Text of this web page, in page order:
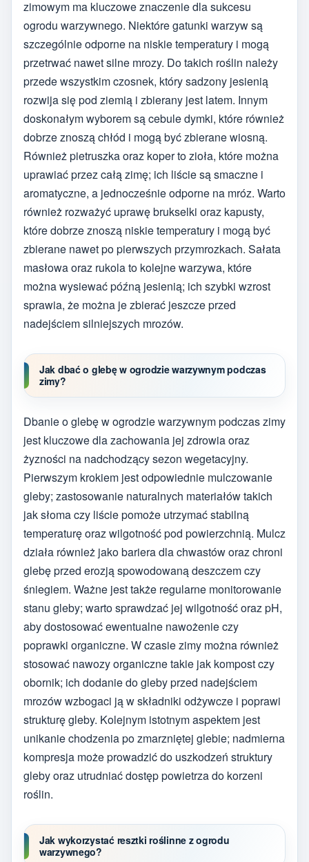
zimowym ma kluczowe znaczenie dla sukcesu
ogrodu warzywnego. Niektóre gatunki warzyw są
szczególnie odporne na niskie temperatury i mogą
przetrwać nawet silne mrozy. Do takich roślin należy
przede wszystkim czosnek, który sadzony jesienią
rozwija się pod ziemią i zbierany jest latem. Innym
doskonałym wyborem są cebule dymki, które również
dobrze znoszą chłód i mogą być zbierane wiosną.
Również pietruszka oraz koper to zioła, które można
uprawiać przez całą zimę; ich liście są smaczne i
aromatyczne, a jednocześnie odporne na mróz. Warto
również rozważyć uprawę brukselki oraz kapusty,
które dobrze znoszą niskie temperatury i mogą być
zbierane nawet po pierwszych przymrozkach. Sałata
masłowa oraz rukola to kolejne warzywa, które
można wysiewać późną jesienią; ich szybki wzrost
sprawia, że można je zbierać jeszcze przed
nadejściem silniejszych mrozów.
Jak dbać o glebę w ogrodzie warzywnym podczas
zimy?
Dbanie o glebę w ogrodzie warzywnym podczas zimy
jest kluczowe dla zachowania jej zdrowia oraz
żyzności na nadchodzący sezon wegetacyjny.
Pierwszym krokiem jest odpowiednie mulczowanie
gleby; zastosowanie naturalnych materiałów takich
jak słoma czy liście pomoże utrzymać stabilną
temperaturę oraz wilgotność pod powierzchnią. Mulcz
działa również jako bariera dla chwastów oraz chroni
glebę przed erozją spowodowaną deszczem czy
śniegiem. Ważne jest także regularne monitorowanie
stanu gleby; warto sprawdzać jej wilgotność oraz pH,
aby dostosować ewentualne nawożenie czy
poprawki organiczne. W czasie zimy można również
stosować nawozy organiczne takie jak kompost czy
obornik; ich dodanie do gleby przed nadejściem
mrozów wzbogaci ją w składniki odżywcze i poprawi
strukturę gleby. Kolejnym istotnym aspektem jest
unikanie chodzenia po zmarzniętej glebie; nadmierna
kompresja może prowadzić do uszkodzeń struktury
gleby oraz utrudniać dostęp powietrza do korzeni
roślin.
Jak wykorzystać resztki roślinne z ogrodu
warzywnego?